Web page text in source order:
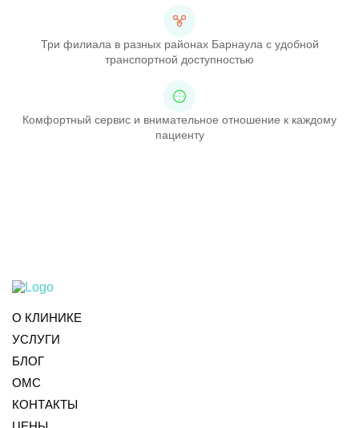
Три филиала в разных районах Барнаула с удобной
транспортной доступностью
Комфортный сервис и внимательное отношение к каждому
пациенту
О КЛИНИКЕ
УСЛУГИ
БЛОГ
ОМС
КОНТАКТЫ